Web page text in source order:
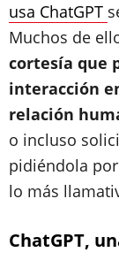
usa ChatGPT
Muchos de
cortesía que
interacción
relación
o incluso
pidiéndola por
lo más
ChatGPT,